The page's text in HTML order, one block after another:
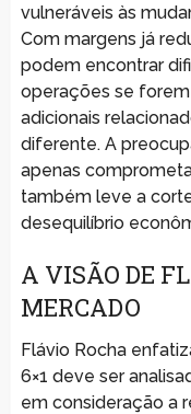
vulneráveis às
Com margens já
podem encontrar
operações se
adicionais
diferente. A
apenas
também leve a
desequilíbrio
A VISÃO DE
MERCADO
Flávio Rocha
6×1 deve ser
em consideração a